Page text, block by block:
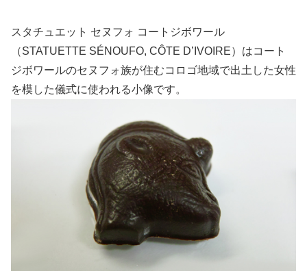
スタチュエット セヌフォ コートジボワール
（STATUETTE SÉNOUFO, CÔTE D’IVOIRE）はコート
ジボワールのセヌフォ族が住むコロゴ地域で出土した女性
を模した儀式に使われる小像です。